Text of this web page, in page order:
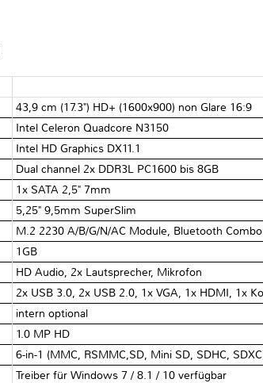
43,9 cm (17.3") HD+ (1600x900) non Glare 16:9
Intel Celeron Quadcore N3150
Intel HD Graphics DX11.1
Dual channel 2x DDR3L PC1600 bis 8GB
1x SATA 2,5" 7mm
5,25" 9,5mm SuperSlim
M.2 2230 A/B/G/N/AC Module, Bluetooth
1GB
HD Audio, 2x Lautsprecher, Mikrofon
2x USB 3.0, 2x USB 2.0, 1x VGA, 1x HDMI, 1x
intern optional
1.0 MP HD
6-in-1 (MMC, RSMMC,SD, Mini SD, SDHC,
Treiber für Windows 7 / 8.1 / 10 verfügbar